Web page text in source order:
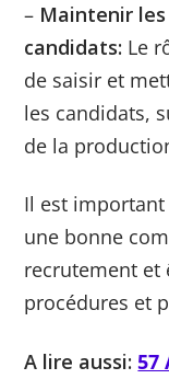
– Maintenir
candidats: Le
de saisir et
les candidats,
de la
Il est important
une bonne
recrutement et
procédures et
A lire aussi:57